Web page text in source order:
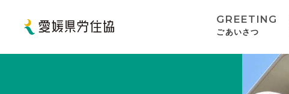
GREETING
ごあいさつ